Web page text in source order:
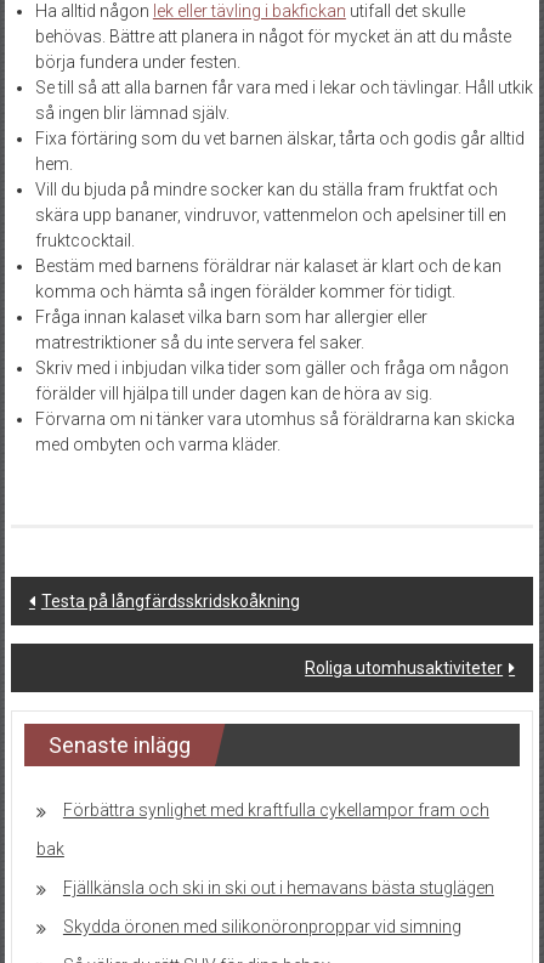
Ha alltid någon lek eller tävling i bakfickan utifall det skulle
behövas. Bättre att planera in något för mycket än att du måste
börja fundera under festen.
Se till så att alla barnen får vara med i lekar och tävlingar. Håll utkik
så ingen blir lämnad själv.
Fixa förtäring som du vet barnen älskar, tårta och godis går alltid
hem.
Vill du bjuda på mindre socker kan du ställa fram fruktfat och
skära upp bananer, vindruvor, vattenmelon och apelsiner till en
fruktcocktail.
Bestäm med barnens föräldrar när kalaset är klart och de kan
komma och hämta så ingen förälder kommer för tidigt.
Fråga innan kalaset vilka barn som har allergier eller
matrestriktioner så du inte servera fel saker.
Skriv med i inbjudan vilka tider som gäller och fråga om någon
förälder vill hjälpa till under dagen kan de höra av sig.
Förvarna om ni tänker vara utomhus så föräldrarna kan skicka
med ombyten och varma kläder.
Post
navigation
Testa på långfärdsskridskoåkning
Roliga utomhusaktiviteter
Senaste inlägg
Förbättra synlighet med kraftfulla cykellampor fram och
bak
Fjällkänsla och ski in ski out i hemavans bästa stuglägen
Skydda öronen med silikonöronproppar vid simning